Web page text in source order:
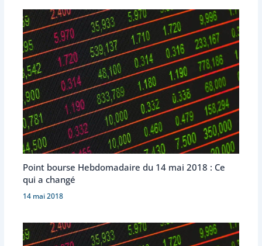
Point bourse Hebdomadaire du 14 mai 2018 : Ce
qui a changé
14 mai 2018